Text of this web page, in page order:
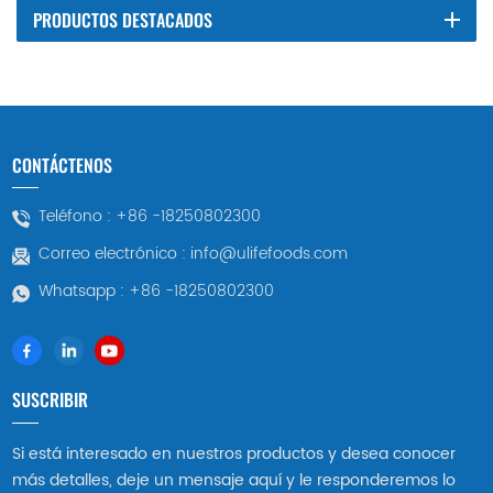
PRODUCTOS DESTACADOS
CONTÁCTENOS
Teléfono : +86 -18250802300
Correo electrónico : info@ulifefoods.com
Whatsapp : +86 -18250802300
SUSCRIBIR
Si está interesado en nuestros productos y desea conocer
más detalles, deje un mensaje aquí y le responderemos lo